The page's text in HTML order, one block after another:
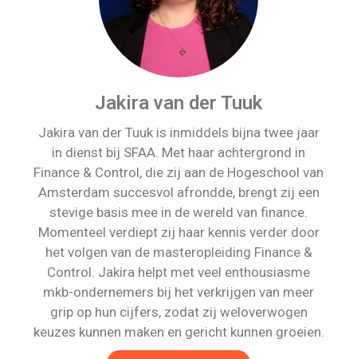
Jakira van der Tuuk
Jakira van der Tuuk is inmiddels bijna twee jaar
in dienst bij SFAA. Met haar achtergrond in
Finance & Control, die zij aan de Hogeschool van
Amsterdam succesvol afrondde, brengt zij een
stevige basis mee in de wereld van finance.
Momenteel verdiept zij haar kennis verder door
het volgen van de masteropleiding Finance &
Control. Jakira helpt met veel enthousiasme
mkb-ondernemers bij het verkrijgen van meer
grip op hun cijfers, zodat zij weloverwogen
keuzes kunnen maken en gericht kunnen groeien.